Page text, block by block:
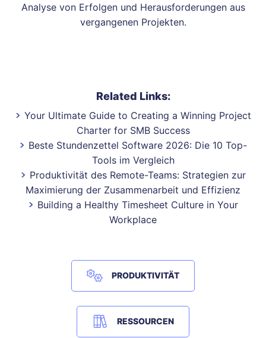
Analyse von Erfolgen und Herausforderungen aus
vergangenen Projekten.
Related Links:
Your Ultimate Guide to Creating a Winning Project
Charter for SMB Success
Beste Stundenzettel Software 2026: Die 10 Top-
Tools im Vergleich
Produktivität des Remote-Teams: Strategien zur
Maximierung der Zusammenarbeit und Effizienz
Building a Healthy Timesheet Culture in Your
Workplace
PRODUKTIVITÄT
RESSOURCEN